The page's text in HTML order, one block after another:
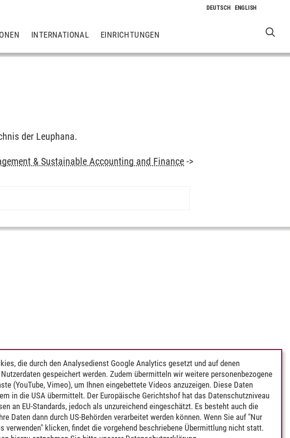
INTERNATIONAL EINRICHTUNGEN
der Leuphana.
& Sustainable Accounting and Finance ->
die durch den Analysedienst Google Analytics gesetzt und auf denen
gespeichert werden. Zudem übermitteln wir weitere personenbezogene
(YouTube, Vimeo), um Ihnen eingebettete Videos anzuzeigen. Diese Daten
in die USA übermittelt. Der Europäische Gerichtshof hat das Datenschutzniveau
an EU-Standards, jedoch als unzureichend eingeschätzt. Es besteht auch die
Daten dann durch US-Behörden verarbeitet werden können. Wenn Sie auf "Nur
verwenden" klicken, findet die vorgehend beschriebene Übermittlung nicht statt.